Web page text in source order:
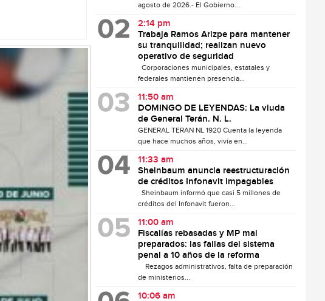
agosto de 2026.- El Gobierno...
2:14 pm
Trabaja Ramos Arizpe para mantener
su tranquilidad; realizan nuevo
operativo de seguridad
Corporaciones municipales, estatales y
federales mantienen presencia...
11:50 am
DOMINGO DE LEYENDAS: La viuda
de General Terán. N. L.
GENERAL TERAN NL 1920 Cuenta la leyenda
que hace muchos años, vivía en...
11:33 am
Sheinbaum anuncia reestructuración
de créditos Infonavit impagables
Sheinbaum informó que casi 5 millones de
créditos del Infonavit fueron...
11:00 am
Fiscalías rebasadas y MP mal
preparados: las fallas del sistema
penal a 10 años de la reforma
Rezagos administrativos, falta de preparación
de ministerios...
10:06 am